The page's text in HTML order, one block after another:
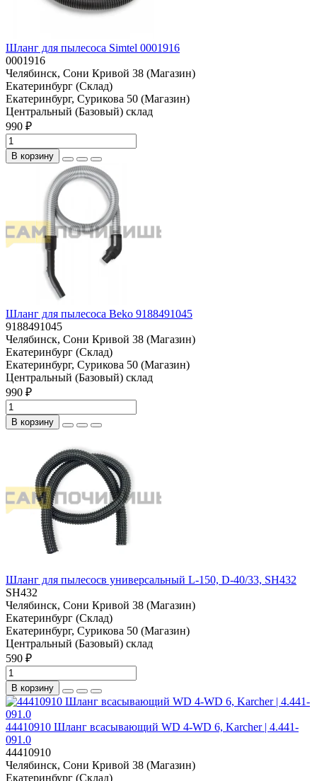
Шланг для пылесоса Simtel 0001916
0001916
Челябинск, Сони Кривой 38 (Магазин)
Екатеринбург (Склад)
Екатеринбург, Сурикова 50 (Магазин)
Центральный (Базовый) склад
990 ₽
В корзину
Шланг для пылесоса Beko 9188491045
9188491045
Челябинск, Сони Кривой 38 (Магазин)
Екатеринбург (Склад)
Екатеринбург, Сурикова 50 (Магазин)
Центральный (Базовый) склад
990 ₽
В корзину
Шланг для пылесосв универсальный L-150, D-40/33, SH432
SH432
Челябинск, Сони Кривой 38 (Магазин)
Екатеринбург (Склад)
Екатеринбург, Сурикова 50 (Магазин)
Центральный (Базовый) склад
590 ₽
В корзину
44410910 Шланг всасывающий WD 4-WD 6, Karcher | 4.441-
091.0
44410910
Челябинск, Сони Кривой 38 (Магазин)
Екатеринбург (Склад)